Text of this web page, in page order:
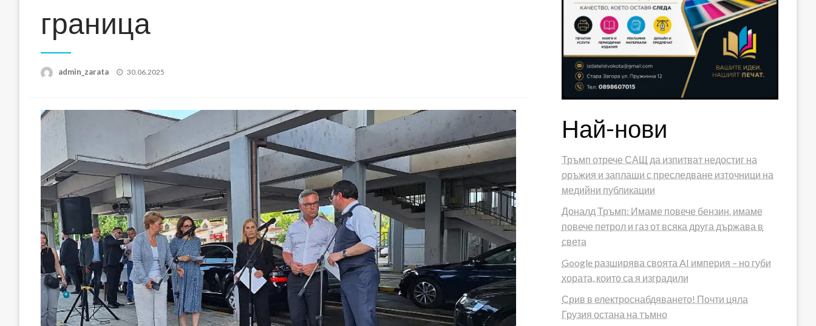
граница
admin_zarata
Posted
30.06.2025
Най-нови
Тръмп отрече САЩ да изпитват недостиг на
оръжия и заплаши с преследване източници на
медийни публикации
Доналд Тръмп: Имаме повече бензин, имаме
повече петрол и газ от всяка друга държава в
света
Google разширява своята AI империя – но губи
хората, които са я изградили
Срив в електроснабдяването! Почти цяла
Грузия остана на тъмно